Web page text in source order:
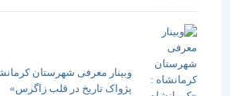
وبینار معرفی شهرستان کرمانشاه :
پژواک تاریخ در قلب زاگرس»